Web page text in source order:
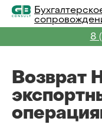
8
Возврат